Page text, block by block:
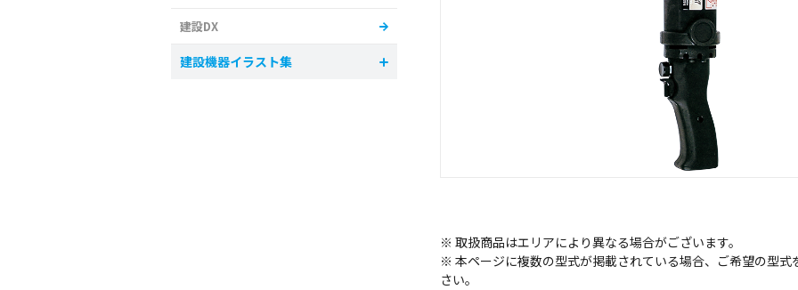
※ 取扱商品はエリアにより異なる場合がございます。
※ 本ページに複数の型式が掲載されている場合、ご希望の型
さい。
建設DX
建設機器イラスト集